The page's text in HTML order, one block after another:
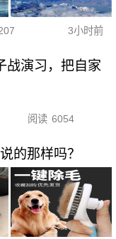
3小时前
战演习，把自家
阅读 6054
的那样吗？